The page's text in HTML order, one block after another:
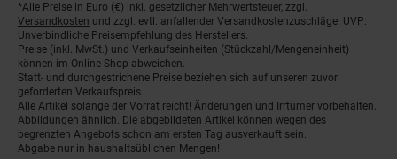
Fußnoten
*Alle Preise in Euro (€) inkl. gesetzlicher Mehrwertsteuer, zzgl.
Versandkosten und zzgl. evtl. anfallender Versandkostenzuschläge. UVP:
Unverbindliche Preisempfehlung des Herstellers.
Preise (inkl. MwSt.) und Verkaufseinheiten (Stückzahl/Mengeneinheit)
können im Online-Shop abweichen.
Statt- und durchgestrichene Preise beziehen sich auf unseren zuvor
geforderten Verkaufspreis.
Alle Artikel solange der Vorrat reicht! Änderungen und Irrtümer vorbehalten.
Abbildungen ähnlich. Die abgebildeten Artikel können wegen des
begrenzten Angebots schon am ersten Tag ausverkauft sein.
Abgabe nur in haushaltsüblichen Mengen!